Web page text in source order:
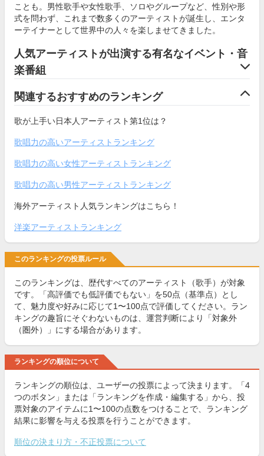
ことも。男性歌手や女性歌手、ソロやグループなど、性別や形
式を問わず、これまで数多くのアーティストが誕生し、エンタ
ーテイナーとして世界中の人々を楽しませてきました。
人気アーティストが出演する有名なイベント・音
楽番組
関連するおすすめのランキング
歌が上手い日本人アーティスト第1位は？
歌唱力の高いアーティストランキング
歌唱力の高い女性アーティストランキング
歌唱力の高い男性アーティストランキング
海外アーティスト人気ランキングはこちら！
洋楽アーティストランキング
このランキングの投票ルール
このランキングは、歴代すべてのアーティスト（歌手）が対象
です。「高評価でも低評価でもない」を50点（基準点）とし
て、魅力度や好みに応じて1〜100点で評価してください。ラン
キングの趣旨にそぐわないものは、運営判断により「対象外
（圏外）」にする場合があります。
ランキングの順位について
ランキングの順位は、ユーザーの投票によって決まります。「4
つのボタン」または「ランキングを作成・編集する」から、投
票対象のアイテムに1〜100の点数をつけることで、ランキング
結果に影響を与える投票を行うことができます。
順位の決まり方・不正投票について